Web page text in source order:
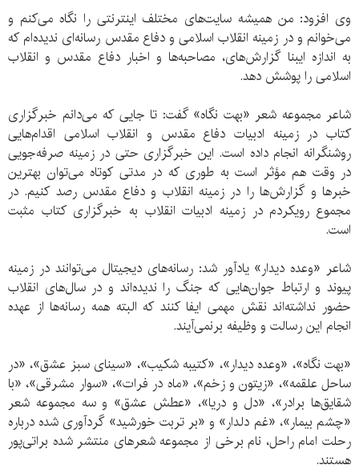
وی افزود: من همیشه سایت‌های مختلف اینترنتی را نگاه می‌کنم و
می‌خوانم و در زمینه انقلاب اسلامی و دفاع مقدس رسانه‌ای ندیده‌ام که
به اندازه ایبنا گزارش‌های، مصاحبه‌ها و اخبار دفاع مقدس و انقلاب
اسلامی را پوشش دهد.
شاعر مجموعه شعر «بهت نگاه» گفت: تا جایی که می‌دانم خبرگزاری
کتاب در زمینه ادبیات دفاع مقدس و انقلاب اسلامی اقدام‌هایی
روشنگرانه انجام داده است. این خبرگزاری حتی در زمینه صرفه‌جویی
در وقت هم مؤثر است به طوری که در مدتی کوتاه می‌توان بهترین
خبرها و گزارش‌ها را در زمینه انقلاب و دفاع مقدس رصد کنیم. در
مجموع رویکردم در زمینه ادبیات انقلاب به خبرگزاری کتاب مثبت
است.
شاعر «وعده دیدار» یادآور شد: رسانه‌های دیجیتال می‌توانند در زمینه
پیوند و ارتباط جوان‌هایی که جنگ را ندیده‌اند و در سال‌های انقلاب
حضور نداشته‌اند نقش مهمی ایفا کنند که البته همه رسانه‌ها از عهده
انجام این رسالت و وظیفه برنمی‌آیند.
«بهت نگاه»، «وعده دیدار»، «کتیبه شکیب»، «سینای سبز عشق»، «در
ساحل علقمه»، «زیتون و زخم»، «ماه در فرات»، «سوار مشرقی»، «با
شقایق‌ها برادر»، «دل و دریا»، «عطش عشق» و سه مجموعه شعر
«چشم بيمار»، «غم دلدار» و «بر تربت خورشيد» گردآوری شده درباره
رحلت امام راحل، نام برخی از مجموعه شعرهای منتشر شده براتی‌پور
هستند.